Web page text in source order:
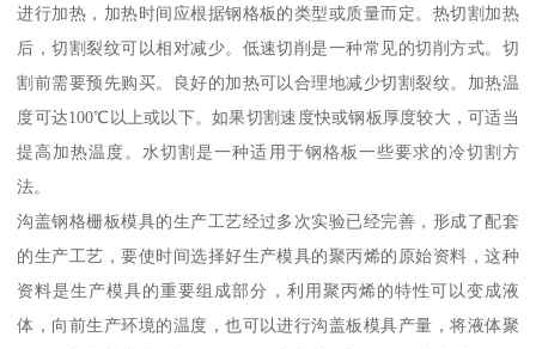
进行加热，加热时间应根据钢格板的类型或质量而定。热切割加热
后，切割裂纹可以相对减少。低速切削是一种常见的切削方式。切
割前需要预先购买。良好的加热可以合理地减少切割裂纹。加热温
度可达100℃以上或以下。如果切割速度快或钢板厚度较大，可适当
提高加热温度。水切割是一种适用于钢格板一些要求的冷切割方
法。
沟盖钢格栅板模具的生产工艺经过多次实验已经完善，形成了配套
的生产工艺，要使时间选择好生产模具的聚丙烯的原始资料，这种
资料是生产模具的重要组成部分，利用聚丙烯的特性可以变成液
体，向前生产环境的温度，也可以进行沟盖板模具产量，将液体聚